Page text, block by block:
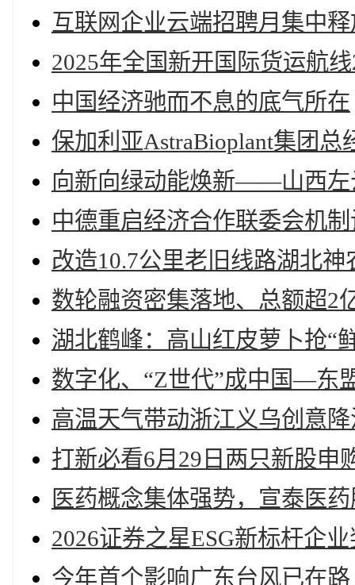
互联网企业云端招聘月集中
2025年全国新开国际货运航
中国经济驰而不息的底气所在
保加利亚AstraBioplant集团总
向新向绿动能焕新——山西左
中德重启经济合作联委会机
改造10.7公里老旧线路湖北
数轮融资密集落地、总额超2
湖北鹤峰：高山红皮萝卜抢“
数字化、“Z世代”成中国—东
高温天气带动浙江义乌创意
打新必看6月29日两只新股申
医药概念集体强势，宣泰医
2026证券之星ESG新标杆企
今年首个影响广东台风已在